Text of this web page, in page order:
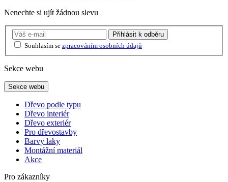
Nenechte si ujít žádnou slevu
Přihlásit k odběru
Souhlasím se zpracováním osobních údajů
Sekce webu
Sekce webu
Dřevo podle typu
Dřevo interiér
Dřevo exteriér
Pro dřevostavby
Barvy laky
Montážní materiál
Akce
Pro zákazníky